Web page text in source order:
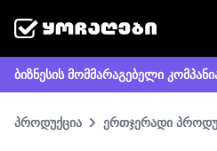
ბიზნესის მომმარაგებელი
პროდუქცია ერთჯერადი